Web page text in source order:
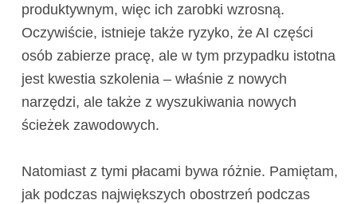
produktywnym, więc ich zarobki wzrosną.
Oczywiście, istnieje także ryzyko, że AI części
osób zabierze pracę, ale w tym przypadku istotna
jest kwestia szkolenia – właśnie z nowych
narzędzi, ale także z wyszukiwania nowych
ścieżek zawodowych.
Natomiast z tymi płacami bywa różnie. Pamiętam,
jak podczas największych obostrzeń podczas